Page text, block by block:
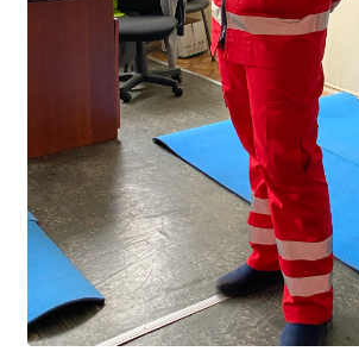
Финансово-хозяйственная
Вакантные места для приёма
Международное сотрудничество
Организация питания в
организации
УЧЕБНАЯ РАБОТА
Расписание занятий
Заочное отделение
Локальные акты